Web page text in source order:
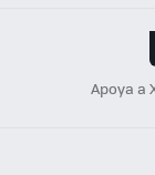
Apoya a